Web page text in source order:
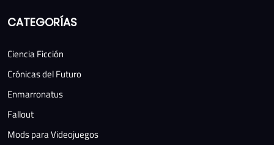
CATEGORÍAS
Ciencia Ficción
Crónicas del Futuro
Enmarronatus
Fallout
Mods para Videojuegos